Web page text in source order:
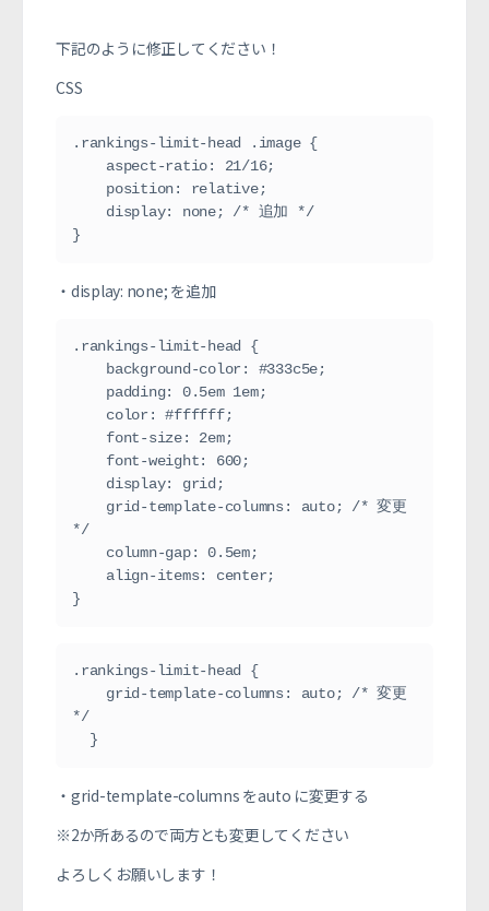
下記のように修正してください！
CSS
.rankings-limit-head .image {
    aspect-ratio: 21/16;
    position: relative;
    display: none; /* 追加 */
}
・display: none; を追加
.rankings-limit-head {
    background-color: #333c5e;
    padding: 0.5em 1em;
    color: #ffffff;
    font-size: 2em;
    font-weight: 600;
    display: grid;
*/
    column-gap: 0.5em;
    align-items: center;
}
.rankings-limit-head {
*/
  }
・grid-template-columns をauto に変更する
※2か所あるので両方とも変更してください
よろしくお願いします！